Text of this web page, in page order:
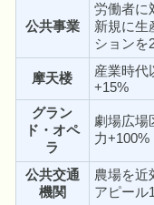
公共事業
労働者に
新規に生
ションを
摩天楼 産業時代
+15%
グラン
ド・オペ
ラ
劇場広場
力+100%
公共交通
機関
農場を近
アピール